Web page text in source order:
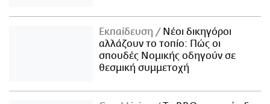
Εκπαίδευση
Νέοι δικηγόροι
αλλάζουν το τοπίο: Πώς οι
σπουδές Νομικής οδηγούν σε
θεσμική συμμετοχή